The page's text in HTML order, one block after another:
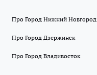
Про Город Нижний Новгород
Про Город Дзержинск
Про Город Владивосток